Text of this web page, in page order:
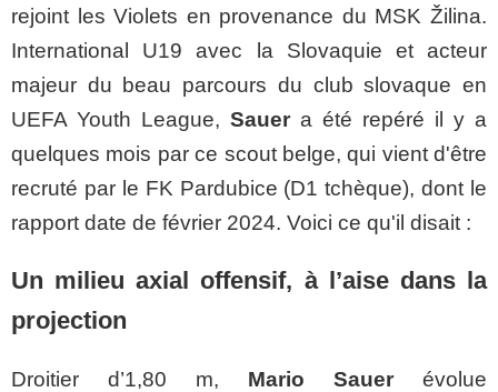
rejoint les Violets en provenance du MSK Žilina.
International U19 avec la Slovaquie et acteur
majeur du beau parcours du club slovaque en
UEFA Youth League, Sauer a été repéré il y a
quelques mois par ce scout belge, qui vient d'être
recruté par le FK Pardubice (D1 tchèque), dont le
rapport date de février 2024. Voici ce qu'il disait :
Un milieu axial offensif, à l’aise dans la
projection
Droitier d’1,80 m, Mario Sauer évolue